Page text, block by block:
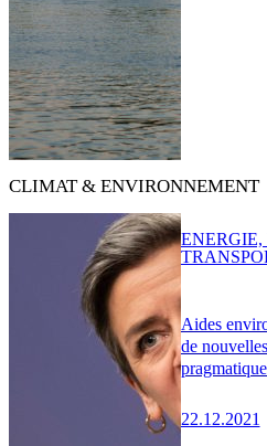
CLIMAT & ENVIRONNEMENT
Aides
de
22.12.2021